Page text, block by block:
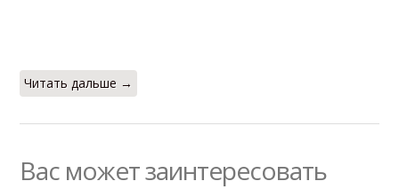
Читать дальше →
Вас может заинтересовать